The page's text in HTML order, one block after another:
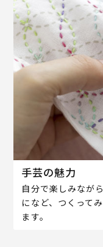
手芸の魅力
自分で楽しみなが
になど、つくって
ます。